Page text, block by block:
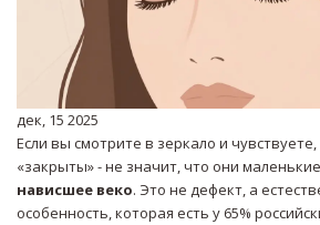
дек, 15 2025
Если вы смотрите в зеркало и чувствуете,
«закрыты» - не значит, что они
нависшее веко. Это не дефект, а
особенность, которая есть у 65%